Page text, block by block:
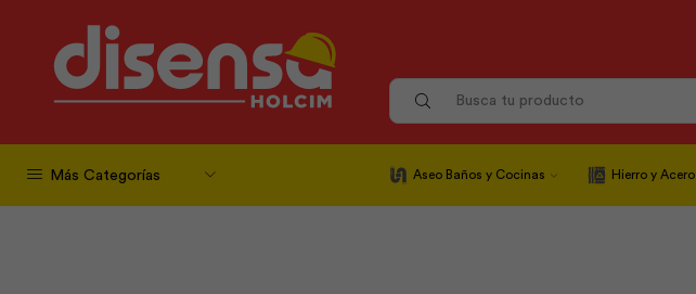
Más Categorías Aseo Baños y Cocinas Hierro y Acero